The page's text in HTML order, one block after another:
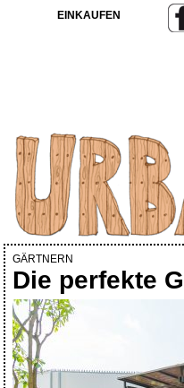
EINKAUFEN
GÄRTNERN
Die perfekte